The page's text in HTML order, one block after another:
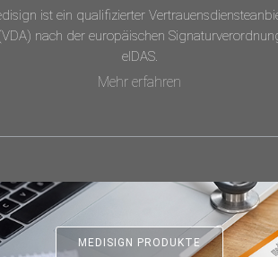
ist ein qualifizierter
nach der europäischen
eIDAS.
Mehr erfahren
MEDISIGN PRODUKTE